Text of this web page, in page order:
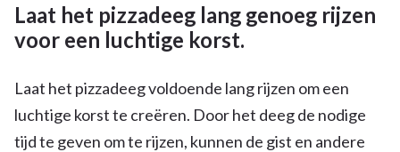
Laat het pizzadeeg lang genoeg rijzen
voor een luchtige korst.
Laat het pizzadeeg voldoende lang rijzen om een
luchtige korst te creëren. Door het deeg de nodige
tijd te geven om te rijzen, kunnen de gist en andere